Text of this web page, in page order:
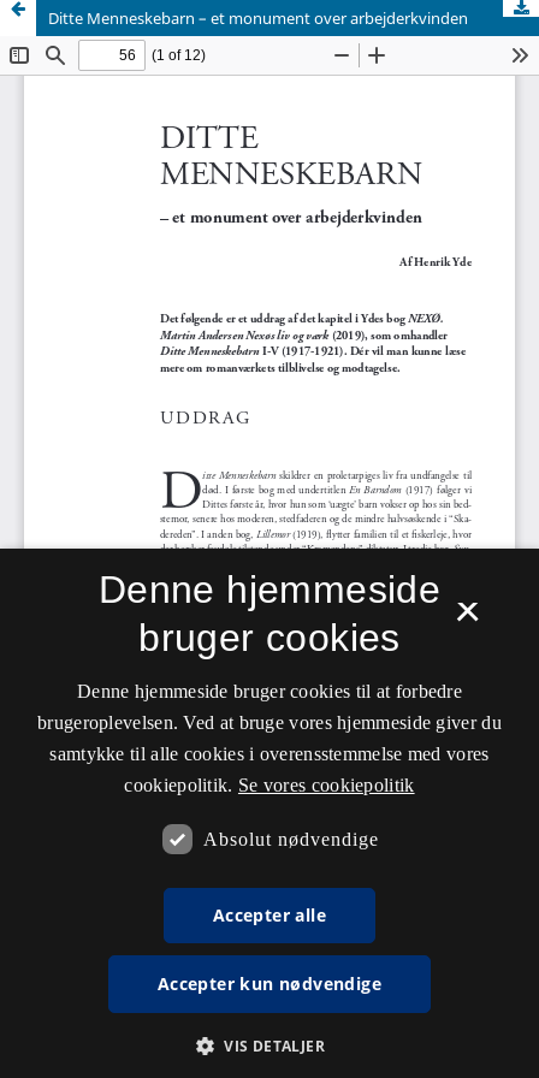
Ditte Menneskebarn – et monument over arbejderkvinden
×
Denne hjemmeside
bruger cookies
Denne hjemmeside bruger cookies til at forbedre
brugeroplevelsen. Ved at bruge vores hjemmeside giver du
samtykke til alle cookies i overensstemmelse med vores
cookiepolitik. Se vores cookiepolitik
Absolut nødvendige
Accepter alle
Accepter kun nødvendige
VIS DETALJER